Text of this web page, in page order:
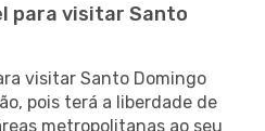
para visitar Santo
visitar Santo Domingo
pois terá a liberdade de
metropolitanas ao seu